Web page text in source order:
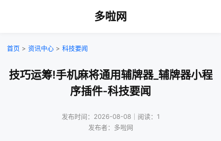
多啦网
首页 > 资讯中心 > 科技要闻
技巧运筹!手机麻将通用辅牌器_辅牌器小程
序插件-科技要闻
发布时间：2026-08-08｜阅读：1
发布者：多啦网